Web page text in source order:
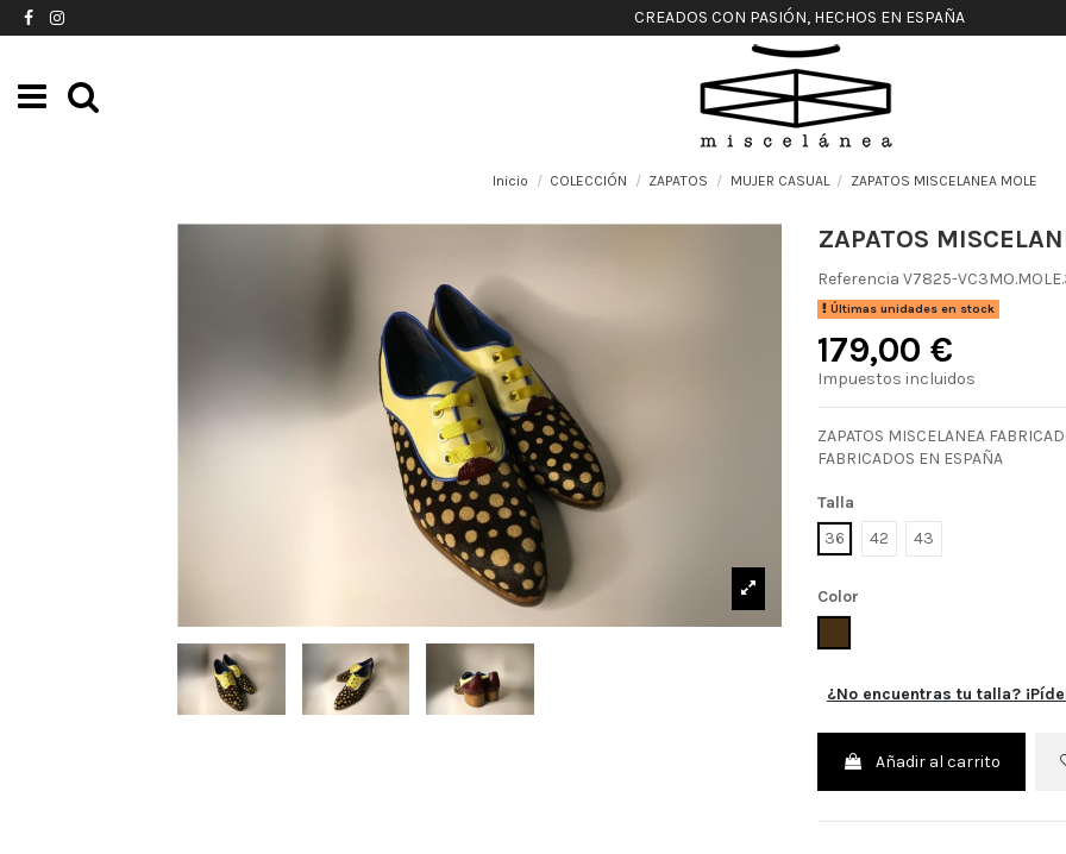
CREADOS CON PASIÓN, HECHOS EN ESPAÑA
Inicio COLECCIÓN ZAPATOS MUJER CASUAL ZAPATOS MISCELANEA MOLE
ZAPATOS
Referencia V7825-
Últimas unidades en stock
179,00 €
Impuestos incluidos
ZAPATOS MISCELANEA
FABRICADOS EN ESPAÑA
Talla
36
42 43
Color
¿No encuentras tu talla?
Añadir al carrito